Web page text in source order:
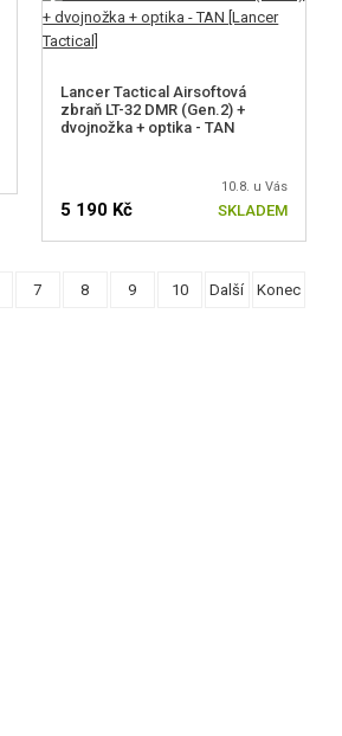
Lancer Tactical Airsoftová
zbraň LT-32 DMR (Gen.2) +
dvojnožka + optika - TAN
10.8. u Vás
5 190 Kč SKLADEM
7 8 9 10 Další Konec